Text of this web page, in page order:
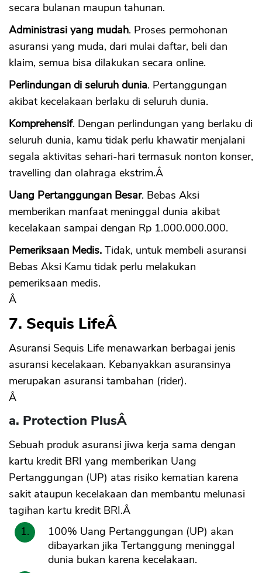
secara bulanan maupun tahunan.
Administrasi yang mudah. Proses permohonan
asuransi yang muda, dari mulai daftar, beli dan
klaim, semua bisa dilakukan secara online.
Perlindungan di seluruh dunia. Pertanggungan
akibat kecelakaan berlaku di seluruh dunia.
Komprehensif. Dengan perlindungan yang berlaku di
seluruh dunia, kamu tidak perlu khawatir menjalani
segala aktivitas sehari-hari termasuk nonton konser,
travelling dan olahraga ekstrim.Â
Uang Pertanggungan Besar. Bebas Aksi
memberikan manfaat meninggal dunia akibat
kecelakaan sampai dengan Rp 1.000.000.000.
Pemeriksaan Medis. Tidak, untuk membeli asuransi
Bebas Aksi Kamu tidak perlu melakukan
pemeriksaan medis.
Â
7. Sequis LifeÂ
Asuransi Sequis Life menawarkan berbagai jenis
asuransi kecelakaan. Kebanyakkan asuransinya
merupakan asuransi tambahan (rider).
Â
a. Protection PlusÂ
Sebuah produk asuransi jiwa kerja sama dengan
kartu kredit BRI yang memberikan Uang
Pertanggungan (UP) atas risiko kematian karena
sakit ataupun kecelakaan dan membantu melunasi
tagihan kartu kredit BRI.Â
100% Uang Pertanggungan (UP) akan
dibayarkan jika Tertanggung meninggal
dunia bukan karena kecelakaan.